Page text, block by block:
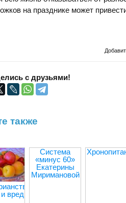
на празднике может
с друзьями!
также
вред
Система
«минус 60»
Екатерины
Миримановой